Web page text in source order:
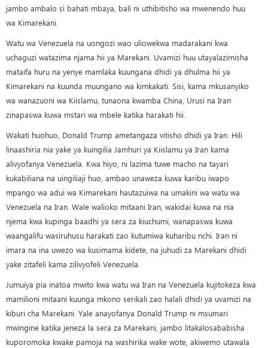
jambo ambalo si bahati mbaya, bali ni uthibitisho wa mwenendo huu
wa Kimarekani.
Watu wa Venezuela na uongozi wao uliowekwa madarakani kwa
uchaguzi watazima njama hii ya Marekani. Uvamizi huu utayalazimisha
mataifa huru na yenye mamlaka kuungana dhidi ya dhulma hii ya
Kimarekani na kuunda muungano wa kimkakati. Sisi, kama mkusanyiko
wa wanazuoni wa Kiislamu, tunaona kwamba China, Urusi na Iran
zinapaswa kuwa mstari wa mbele katika harakati hii.
Wakati huohuo, Donald Trump ametangaza vitisho dhidi ya Iran. Hili
linaashiria nia yake ya kuingilia Jamhuri ya Kiislamu ya Iran kama
alivyofanya Venezuela. Kwa hiyo, ni lazima tuwe macho na tayari
kukabiliana na uingiliaji huo, ambao unaweza kuwa karibu iwapo
mpango wa adui wa Kimarekani hautazuiwa na umakini wa watu wa
Venezuela na Iran. Wale walioko mitaani Iran, wakidai kuwa na nia
njema kwa kupinga baadhi ya sera za kiuchumi, wanapaswa kuwa
waangalifu wasiruhusu harakati zao kutumiwa kuharibu nchi. Iran ni
imara na ina uwezo wa kusimama kidete, na juhudi za Marekani dhidi
yake zitafeli kama zilivyofeli Venezuela.
Jumuiya pia inatoa mwito kwa watu wa Iran na Venezuela kujitokeza kwa
mamilioni mitaani kuunga mkono serikali zao halali dhidi ya uvamizi na
kiburi cha Marekani. Yale anayofanya Donald Trump ni msumari
mwingine katika jeneza la sera za Marekani, jambo litakalosababisha
kuporomoka kwake pamoja na washirika wake wote, akiwemo utawala